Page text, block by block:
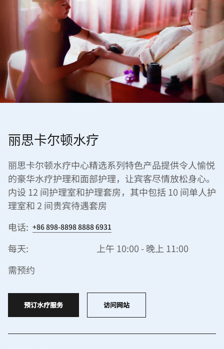
丽思卡尔顿水疗
丽思卡尔顿水疗中心精选系列特色产品提供令人愉悦
的豪华水疗护理和面部护理，让宾客尽情放松身心。
内设 12 间护理室和护理套房，其中包括 10 间单人护
理室和 2 间贵宾待遇套房
电话: +86 898-8898 8888 6931
每天:
上午 10:00 - 晚上 11:00
需预约
预订水疗服务 访问网站